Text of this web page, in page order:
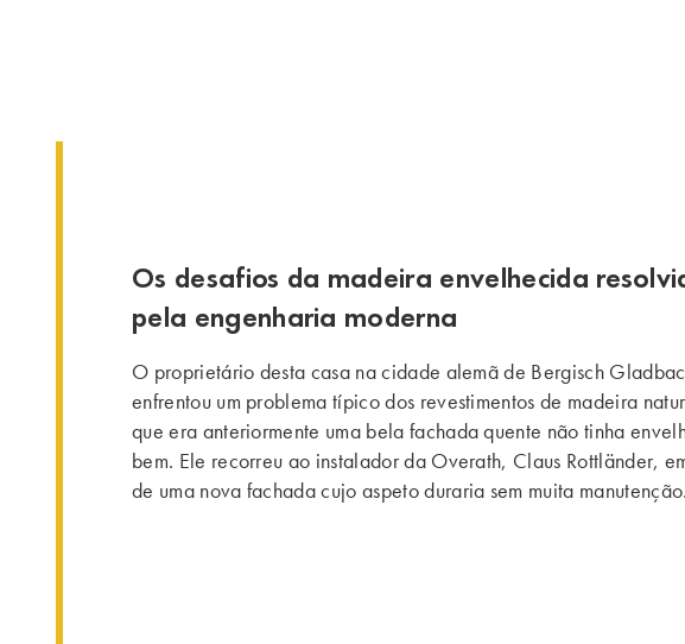
Os desafios da madeira envelhecida
pela engenharia moderna
O proprietário desta casa na cidade alemã de Bergisch
enfrentou um problema típico dos revestimentos de madeira
que era anteriormente uma bela fachada quente não tinha
bem. Ele recorreu ao instalador da Overath, Claus Rottländer,
de uma nova fachada cujo aspeto duraria sem muita manutenção.